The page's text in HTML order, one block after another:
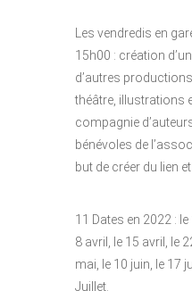
Les vendredis en
15h00 : création
d’autres
théâtre, illustrations
compagnie
bénévoles de
but de créer du lien
11 Dates en 2022 :
8 avril, le 15 avril, le
mai, le 10 juin, le 17
Juillet.